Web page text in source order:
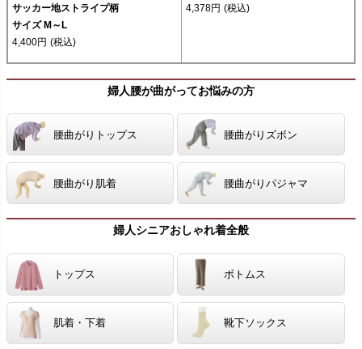
サッカー地ストライプ柄
サイズ M～L
4,400円 (税込)
4,378円 (税込)
婦人腰が曲がってお悩みの方
腰曲がりトップス 腰曲がりズボン
腰曲がり肌着 腰曲がりパジャマ
婦人シニアおしゃれ着全般
トップス ボトムス
肌着・下着 靴下ソックス